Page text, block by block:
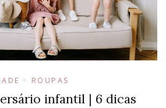
ROUPAS
infantil | 6 dicas